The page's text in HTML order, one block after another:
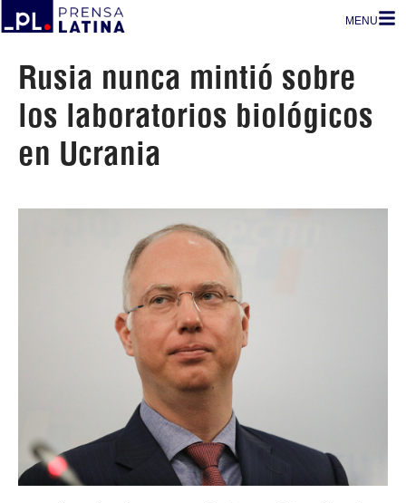
MENU
Rusia nunca mintió sobre
los laboratorios biológicos
en Ucrania